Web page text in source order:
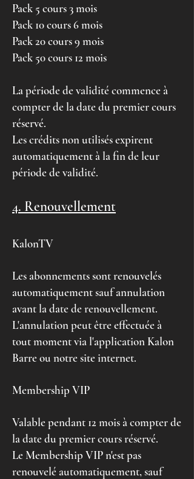
Pack 5 cours 3 mois
Pack 10 cours 6 mois
Pack 20 cours 9 mois
Pack 50 cours 12 mois
La période de validité commence à
compter de la date du premier cours
réservé.
Les crédits non utilisés expirent
automatiquement à la fin de leur
période de validité.
4. Renouvellement
KalonTV
Les abonnements sont renouvelés
automatiquement sauf annulation
avant la date de renouvellement.
L'annulation peut être effectuée à
tout moment via l'application Kalon
Barre ou notre site internet.
Membership VIP
Valable pendant 12 mois à compter de
la date du premier cours réservé.
Le Membership VIP n'est pas
renouvelé automatiquement, sauf